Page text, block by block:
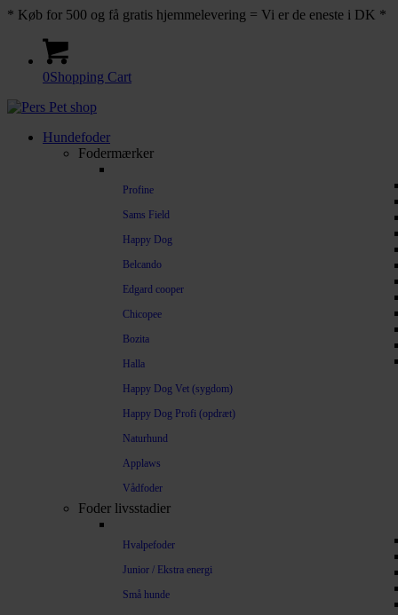
* Køb for 500 og få gratis hjemmelevering = Vi er de eneste i DK *
0Shopping Cart
Hundefoder
Fodermærker
Profine
Sams Field
Happy Dog
Belcando
Edgard cooper
Chicopee
Bozita
Halla
Happy Dog Vet (sygdom)
Happy Dog Profi (opdræt)
Naturhund
Applaws
Vådfoder
Foder livsstadier
Hvalpefoder
Junior / Ekstra energi
Små hunde